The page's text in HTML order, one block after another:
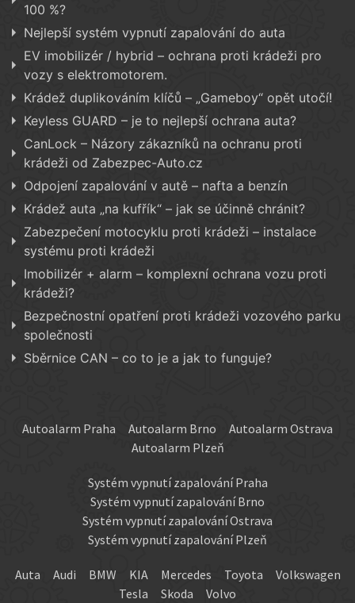
100 %?
Nejlepší systém vypnutí zapalování do auta
EV imobilizér / hybrid – ochrana proti krádeži pro
vozy s elektromotorem.
Krádež duplikováním klíčů – „Gameboy“ opět utočí!
Keyless GUARD – je to nejlepší ochrana auta?
CanLock – Názory zákazníků na ochranu proti
krádeži od Zabezpec-Auto.cz
Odpojení zapalování v autě – nafta a benzín
Krádež auta „na kufřík“ – jak se účinně chránit?
Zabezpečení motocyklu proti krádeži – instalace
systému proti krádeži
Imobilizér + alarm – komplexní ochrana vozu proti
krádeži?
Bezpečnostní opatření proti krádeži vozového parku
společnosti
Sběrnice CAN – co to je a jak to funguje?
Autoalarm Praha Autoalarm Brno
Autoalarm Ostrava
Autoalarm Plzeň
Systém vypnutí zapalování Praha
Systém vypnutí zapalování Brno
Systém vypnutí zapalování Ostrava
Systém vypnutí zapalování Plzeň
Auta Audi BMW KIA Mercedes Toyota
Volkswagen
Tesla
Skoda Volvo